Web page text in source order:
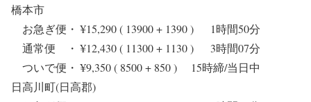
橋本市
お急ぎ便・ ¥15,290 ( 13900 + 1390 ) 1時間50分
通常便 ・ ¥12,430 ( 11300 + 1130 ) 3時間07分
ついで便・ ¥9,350 ( 8500 + 850 ) 15時締/当日中
日高川町(日高郡)